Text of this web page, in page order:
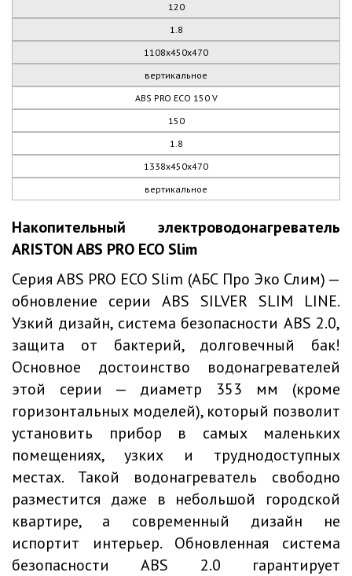
120
1.8
1108х450х470
вертикальное
ABS PRO ECO 150 V
150
1.8
1338х450х470
вертикальное
Накопительный электроводонагреватель
ARISTON ABS PRO ECO Slim
Серия ABS PRO ECO Slim (АБС Про Эко Слим) —
обновление серии ABS SILVER SLIM LINE.
Узкий дизайн, система безопасности ABS 2.0,
защита от бактерий, долговечный бак!
Основное достоинство водонагревателей
этой серии — диаметр 353 мм (кроме
горизонтальных моделей), который позволит
установить прибор в самых маленьких
помещениях, узких и труднодоступных
местах. Такой водонагреватель свободно
разместится даже в небольшой городской
квартире, а современный дизайн не
испортит интерьер. Обновленная система
безопасности ABS 2.0 гарантирует